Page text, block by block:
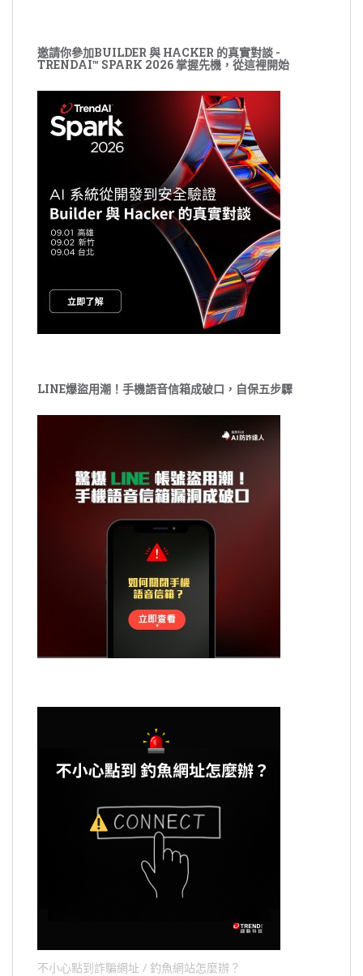
邀請你參加BUILDER 與 HACKER 的真實對談 -
TRENDAI™ SPARK 2026 掌握先機，從這裡開始
LINE爆盜用潮！手機語音信箱成破口，自保五步驟
不小心點到詐騙網址 / 釣魚網站怎麼辦？